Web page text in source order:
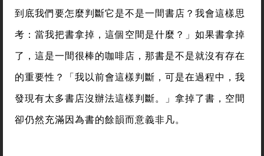
到底我們要怎麼判斷它是不是一間書店？我會這樣思
考：當我把書拿掉，這個空間是什麼？」如果書拿掉
了，這是一間很棒的咖啡店，那書是不是就沒有存在
的重要性？「我以前會這樣判斷，可是在過程中，我
發現有太多書店沒辦法這樣判斷。」拿掉了書，空間
卻仍然充滿因為書的餘韻而意義非凡。